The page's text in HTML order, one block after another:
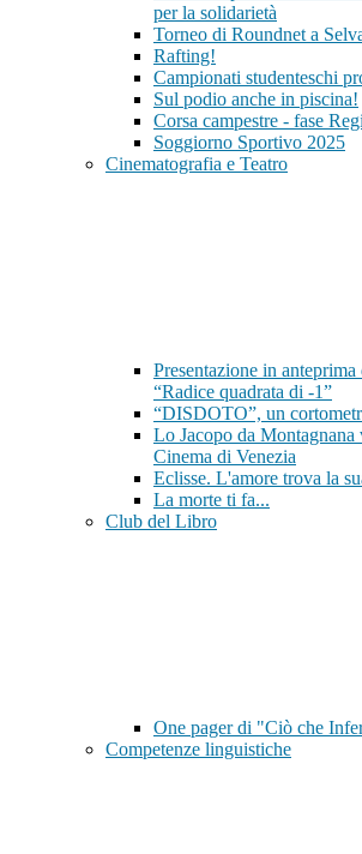
per la solidarietà
Torneo di Roundnet a
Rafting!
Campionati studenteschi
Sul podio anche in piscina!
Corsa campestre - fase
Soggiorno Sportivo 2025
Cinematografia e Teatro
Presentazione in
“Radice quadrata di -1”
“DISDOTO”, un
Lo Jacopo da Montagnana
Cinema di Venezia
Eclisse. L'amore trova la
La morte ti fa...
Club del Libro
One pager di "Ciò che
Competenze linguistiche